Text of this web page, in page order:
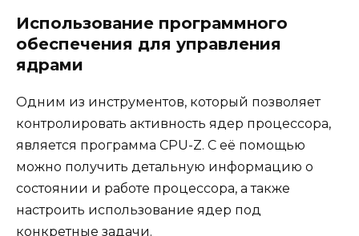
Использование программного
обеспечения для управления
ядрами
Одним из инструментов, который позволяет
контролировать активность ядер процессора,
является программа CPU-Z. С её помощью
можно получить детальную информацию о
состоянии и работе процессора, а также
настроить использование ядер под
конкретные задачи.